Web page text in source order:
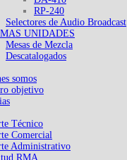
RP-240
Selectores de Audio Broadcast
UNIDADES
Mesas de Mezcla
Descatalogados
somos
objetivo
Técnico
Comercial
Administrativo
RMA